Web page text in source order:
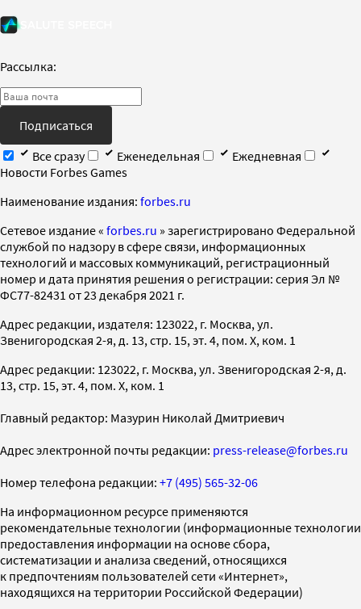
Рассылка:
Подписаться
Все сразу
Еженедельная
Ежедневная
Новости Forbes Games
Наименование издания: forbes.ru
Cетевое издание « forbes.ru » зарегистрировано Федеральной
службой по надзору в сфере связи, информационных
технологий и массовых коммуникаций, регистрационный
номер и дата принятия решения о регистрации: серия Эл №
ФС77-82431 от 23 декабря 2021 г.
Адрес редакции, издателя: 123022, г. Москва, ул.
Звенигородская 2-я, д. 13, стр. 15, эт. 4, пом. X, ком. 1
Адрес редакции: 123022, г. Москва, ул. Звенигородская 2-я, д.
13, стр. 15, эт. 4, пом. X, ком. 1
Главный редактор: Мазурин Николай Дмитриевич
Адрес электронной почты редакции: press-release@forbes.ru
Номер телефона редакции: +7 (495) 565-32-06
На информационном ресурсе применяются
рекомендательные технологии (информационные технологии
предоставления информации на основе сбора,
систематизации и анализа сведений, относящихся
к предпочтениям пользователей сети «Интернет»,
находящихся на территории Российской Федерации)